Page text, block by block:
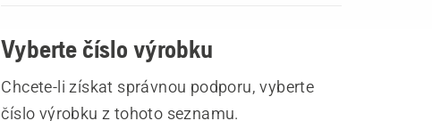
Vyberte číslo výrobku
Chcete-li získat správnou podporu, vyberte
číslo výrobku z tohoto seznamu.